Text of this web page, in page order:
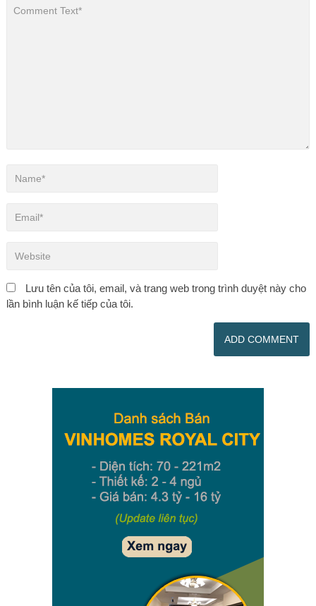
Lưu tên của tôi, email, và trang web trong trình duyệt này cho
lần bình luận kế tiếp của tôi.